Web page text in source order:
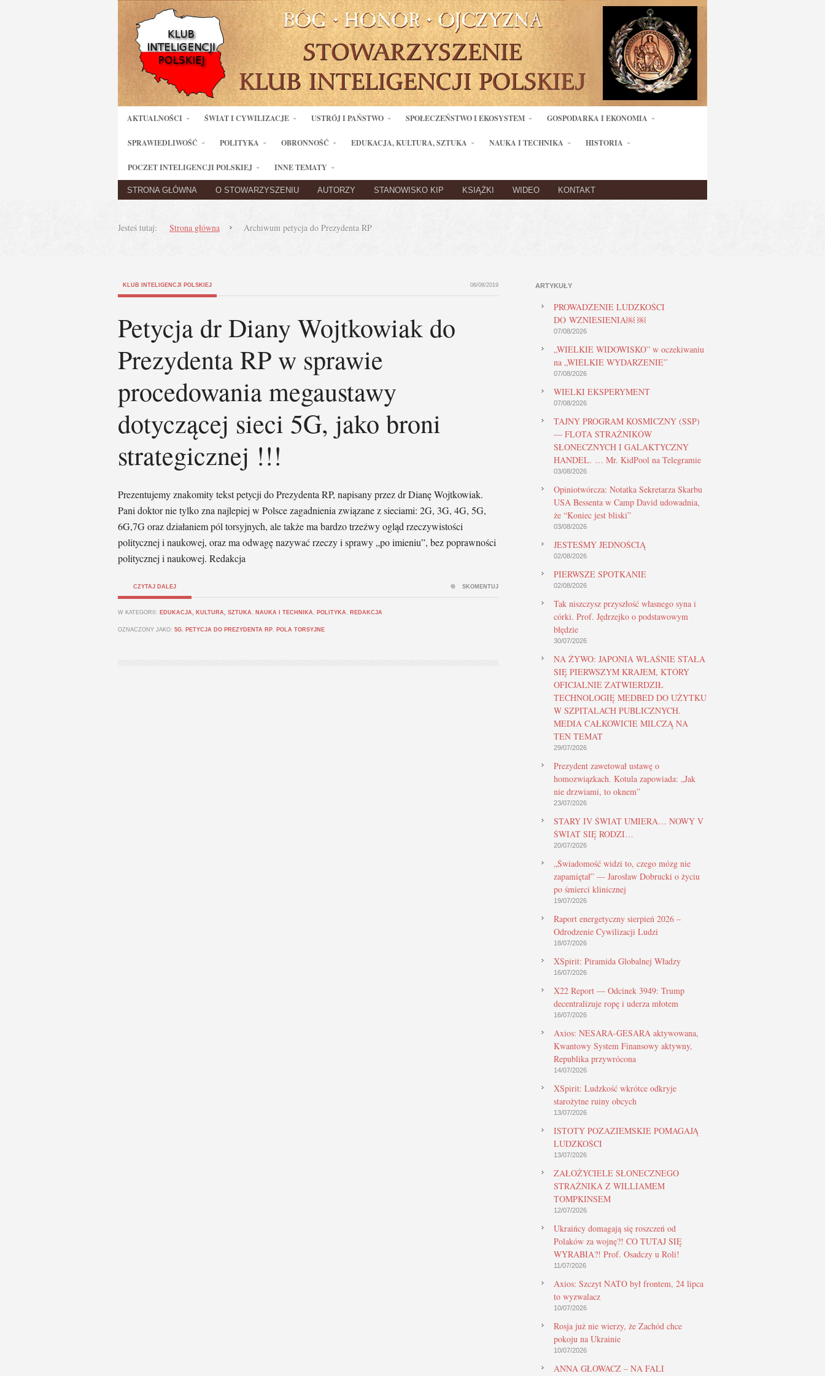
AKTUALNOŚCI ŚWIAT I CYWILIZACJE USTRÓJ I PAŃSTWO SPOŁECZEŃSTWO I EKOSYSTEM GOSPODARKA I EKONOMIA
SPRAWIEDLIWOŚĆ POLITYKA OBRONNOŚĆ EDUKACJA, KULTURA, SZTUKA NAUKA I TECHNIKA HISTORIA
POCZET INTELIGENCJI POLSKIEJ INNE TEMATY
STRONA GŁÓWNA O STOWARZYSZENIU AUTORZY STANOWISKO KIP KSIĄŻKI WIDEO KONTAKT
Jesteś tutaj: Strona główna Archiwum petycja do Prezydenta RP
KLUB INTELIGENCJI POLSKIEJ 06/08/2019
Petycja dr Diany Wojtkowiak do
Prezydenta RP w sprawie
procedowania megaustawy
dotyczącej sieci 5G, jako broni
strategicznej !!!
Prezentujemy znakomity tekst petycji do Prezydenta RP, napisany przez dr Dianę Wojtkowiak.
Pani doktor nie tylko zna najlepiej w Polsce zagadnienia związane z sieciami: 2G, 3G, 4G, 5G,
6G,7G oraz działaniem pól torsyjnych, ale także ma bardzo trzeźwy ogląd rzeczywistości
politycznej i naukowej, oraz ma odwagę nazywać rzeczy i sprawy „po imieniu”, bez poprawności
politycznej i naukowej. Redakcja
CZYTAJ DALEJ
W KATEGORII: EDUKACJA, KULTURA, SZTUKA , NAUKA I TECHNIKA , POLITYKA , REDAKCJA
OZNACZONY JAKO: 5G, PETYCJA DO PREZYDENTA RP, POLA TORSYJNE
SKOMENTUJ
ARTYKUŁY
PROWADZENIE LUDZKOŚCI
DO WZNIESIENIA￼ ￼
07/08/2026
„WIELKIE WIDOWISKO” w oczekiwaniu
na „WIELKIE WYDARZENIE”
07/08/2026
WIELKI EKSPERYMENT
07/08/2026
TAJNY PROGRAM KOSMICZNY (SSP)
— FLOTA STRAŻNIKÓW
SŁONECZNYCH I GALAKTYCZNY
HANDEL. … Mr. KidPool na Telegramie
03/08/2026
Opiniotwórcza: Notatka Sekretarza Skarbu
USA Bessenta w Camp David udowadnia,
że “Koniec jest bliski”
03/08/2026
JESTEŚMY JEDNOŚCIĄ
02/08/2026
PIERWSZE SPOTKANIE
02/08/2026
Tak niszczysz przyszłość własnego syna i
córki. Prof. Jędrzejko o podstawowym
błędzie
30/07/2026
NA ŻYWO: JAPONIA WŁAŚNIE STAŁA
SIĘ PIERWSZYM KRAJEM, KTÓRY
OFICJALNIE ZATWIERDZIŁ
TECHNOLOGIĘ MEDBED DO UŻYTKU
W SZPITALACH PUBLICZNYCH.
MEDIA CAŁKOWICIE MILCZĄ NA
TEN TEMAT
29/07/2026
Prezydent zawetował ustawę o
homozwiązkach. Kotula zapowiada: „Jak
nie drzwiami, to oknem”
23/07/2026
STARY IV ŚWIAT UMIERA… NOWY V
ŚWIAT SIĘ RODZI…
20/07/2026
„Świadomość widzi to, czego mózg nie
zapamiętał” — Jarosław Dobrucki o życiu
po śmierci klinicznej
19/07/2026
Raport energetyczny sierpień 2026 –
Odrodzenie Cywilizacji Ludzi
18/07/2026
XSpirit: Piramida Globalnej Władzy
16/07/2026
X22 Report — Odcinek 3949: Trump
decentralizuje ropę i uderza młotem
16/07/2026
Axios: NESARA-GESARA aktywowana,
Kwantowy System Finansowy aktywny,
Republika przywrócona
14/07/2026
XSpirit: Ludzkość wkrótce odkryje
starożytne ruiny obcych
13/07/2026
ISTOTY POZAZIEMSKIE POMAGAJĄ
LUDZKOŚCI
13/07/2026
ZAŁOŻYCIELE SŁONECZNEGO
STRAŻNIKA Z WILLIAMEM
TOMPKINSEM
12/07/2026
Ukraińcy domagają się roszczeń od
Polaków za wojnę?! CO TUTAJ SIĘ
WYRABIA?! Prof. Osadczy u Roli!
11/07/2026
Axios: Szczyt NATO był frontem, 24 lipca
to wyzwalacz
10/07/2026
Rosja już nie wierzy, że Zachód chce
pokoju na Ukrainie
10/07/2026
ANNA GŁOWACZ – NA FALI